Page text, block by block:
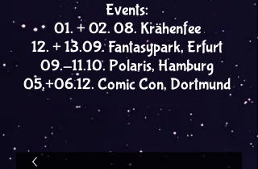
Events:
01. + 02. 08. Krähenfee
12. + 13.09. Fantasypark, Erfurt
09.-11.10. Polaris, Hamburg
05.+06.12. Comic Con, Dortmund